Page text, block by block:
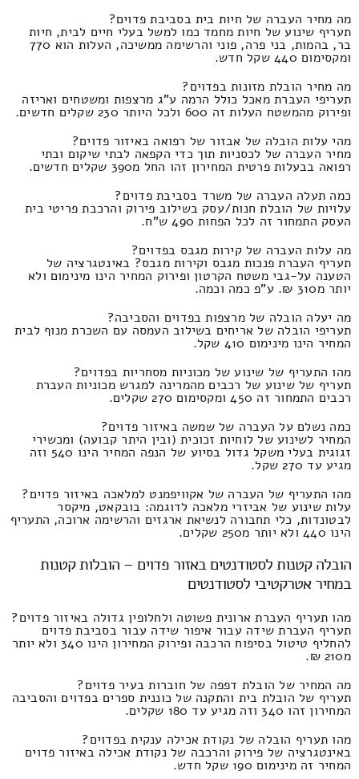
מה מחיר העברה של חיות בית בסביבת פדוים?
תעריף שינוע של חיות מחמד כמו למשל בעלי חיים לבית, חיות
בר, בהמות, בני פרה, פוני והרשימה ממשיכה, העלות הוא 770
ומקסימום 440 שקל חדש.
מה מחיר הובלת מזונות בפדוים?
תעריפי העברת מאכל כולל הרמה ע"ג מרצפות ומשטחים ואריזה
ופירוק מהמשטח העלות זה 600 ולכל היותר 230 שקלים חדשים.
מהי עלות הובלה של אבזור של רפואה באיזור פדוים?
מחיר העברה של לכסניות תוך כדי הקפאה לבתי שיקום ובתי
רפואה בבעלות פרטית המחירון זהו החל מ390 שקלים חדשים.
כמה תעלה העברה של משרד בסביבת פדוים?
עלויות של הובלת חנות/עסק בשילוב פירוק והרכבת פריטי בית
העסק התמחור זה לכל הפחות 490 ש"ח.
מה עלות העברה של קירות מגבס בפדוים?
תעריף העברת פנכות מגבס וקירות מגבס? באינטגרציה של
הטענה על-גבי משטח הקרטון ופירוק המחיר הינו מינימום ולא
יותר מ310 ₪. ע"פ כמה וכמה.
מה יעלה הובלה של מרצפות בפדוים והסביבה?
תעריפי הובלה של אריחים בשילוב העמסה עם השכרת מנוף לבית
המחיר הינו מינימום 410 שקל.
מהו התעריף של שינוע של מכוניות מסחריות בפדוים?
תעריף של שינוע של רכבים מהמרינה למגרש מכוניות העברת
רכבים התמחור זה 450 ומקסימום 270 שקלים.
כמה נשלם על העברה של שמשה באיזור פדוים?
המחיר לשינוע של לוחיות זכוכית (ובין היתר קבועה) ומכשירי
זגוגית בעלי משקל גדול בסיוע של הנפה המחיר הינו 540 וזה
מגיע עד 270 שקל.
מהו התעריף של העברה של אקוויפמנט למלאכה באיזור פדוים?
עלות שינוע של אביזרי מלאכה לדוגמה: בובקאט, מיקסר
לבטונדות, כלי תחבורה לנשיאת ארגזים והרשימה ארוכה, התעריף
הינו 440 ולא יותר מ250 שקלים.
הובלה קטנות לסטודנטים באזור פדוים – הובלות קטנות
במחיר אטרקטיבי לסטודנטים
מהו תעריף העברת ארונית פשוטה ולחלופין גדולה באיזור פדוים?
תעריף העברת שידה עבור איפור שידה עבור בסביבת פדוים
להחליף טיטול בסיפוח הרכבה ופירוק המחירון הינו 340 ולא יותר
מ210 ₪.
מה המחיר של הובלת דפפה של חוברות בעיר פדוים?
תעריף של הובלת בית והתקנה של כוננית ספרים בפדוים והסביבה
המחירון זהו 340 וזה מגיע עד 180 שקלים.
מהו תעריף הובלה של נקודת אכילה ענקית בפדוים?
באינטגרציה של פירוק והרכבה של נקודת אכילה באיזור פדוים
המחיר זה מינימום 190 שקל חדש.